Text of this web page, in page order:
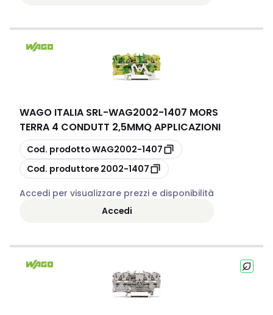
WAGO ITALIA SRL-WAG2002-1407 MORS
TERRA 4 CONDUTT 2,5MMQ APPLICAZIONI
copia
Cod. prodottoWAG2002-1407
copia
Cod. produttore 2002-1407
Accedi per visualizzare prezzi e disponibilità
Accedi